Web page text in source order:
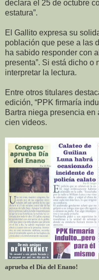
declara el 25 de octubre
estatura”.
El Gallito expresa su
población que pese a las
ha sabido responder con
presenta”. Si está dicho o
interpretar la lectura.
Entre otros titulares
edición, “PPK firmaría
Bartra niega presencia en
cien videos.
aprueba el Día del Enano!